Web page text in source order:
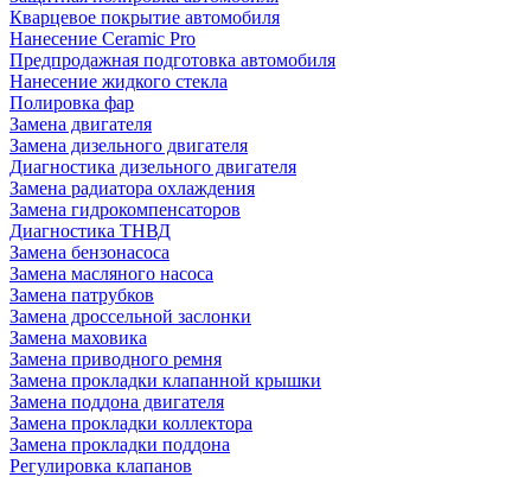
Кварцевое покрытие автомобиля
Нанесение Ceramic Pro
Предпродажная подготовка автомобиля
Нанесение жидкого стекла
Полировка фар
Замена двигателя
Замена дизельного двигателя
Диагностика дизельного двигателя
Замена радиатора охлаждения
Замена гидрокомпенсаторов
Диагностика ТНВД
Замена бензонасоса
Замена масляного насоса
Замена патрубков
Замена дроссельной заслонки
Замена маховика
Замена приводного ремня
Замена прокладки клапанной крышки
Замена поддона двигателя
Замена прокладки коллектора
Замена прокладки поддона
Регулировка клапанов